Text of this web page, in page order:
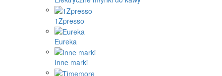
1Zpresso
Eureka
Inne marki